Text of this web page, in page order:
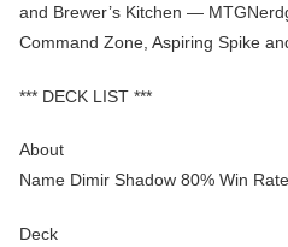
and Brewer’s Kitchen —
Command Zone, Aspiring Spike
*** DECK LIST ***
About
Name Dimir Shadow 80% Win Rate
Deck